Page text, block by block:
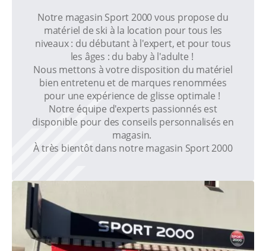
Notre magasin Sport 2000 vous propose du
matériel de ski à la location pour tous les
niveaux : du débutant à l'expert, et pour tous
les âges : du baby à l'adulte !
Nous mettons à votre disposition du matériel
bien entretenu et de marques renommées
pour une expérience de glisse optimale !
Notre équipe d'experts passionnés est
disponible pour des conseils personnalisés en
magasin.
À très bientôt dans notre magasin Sport 2000